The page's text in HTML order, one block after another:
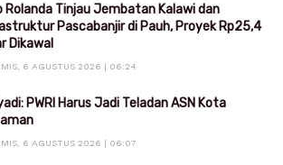
Rolanda Tinjau Jembatan Kalawi dan
Pascabanjir di Pauh, Proyek Rp25,4
Dikawal
6 AGUSTUS 2026 | 06:24
PWRI Harus Jadi Teladan ASN Kota
6 AGUSTUS 2026 | 06:07